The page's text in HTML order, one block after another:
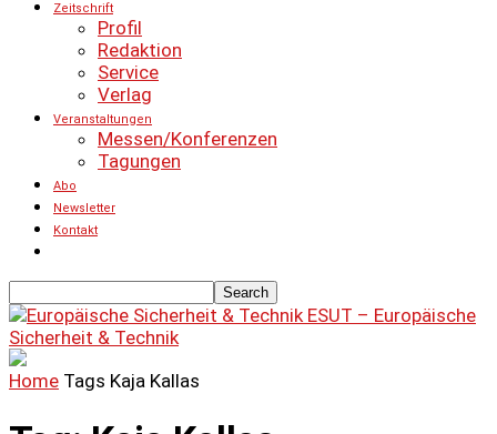
Zeitschrift
Profil
Redaktion
Service
Verlag
Veranstaltungen
Messen/Konferenzen
Tagungen
Abo
Newsletter
Kontakt
ESUT – Europäische
Sicherheit & Technik
Home Tags Kaja Kallas